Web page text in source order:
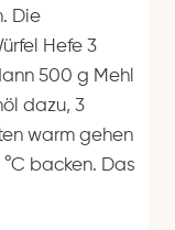
Die
Hefe 3
500 g Mehl
dazu, 3
warm gehen
backen. Das